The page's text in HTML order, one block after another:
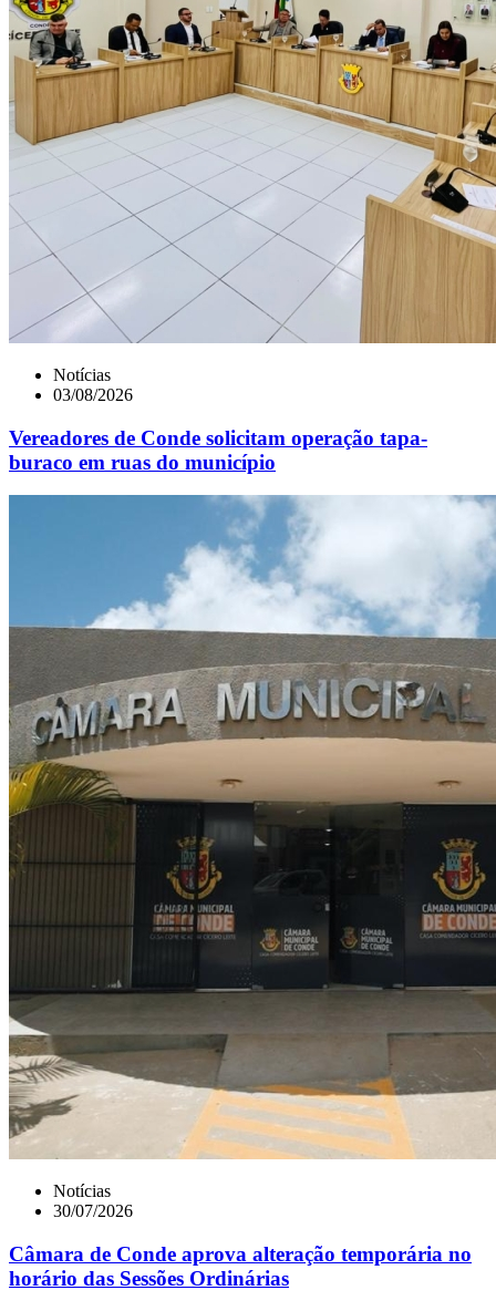
Notícias
03/08/2026
Vereadores de Conde solicitam operação tapa-
buraco em ruas do município
Notícias
30/07/2026
Câmara de Conde aprova alteração temporária no
horário das Sessões Ordinárias